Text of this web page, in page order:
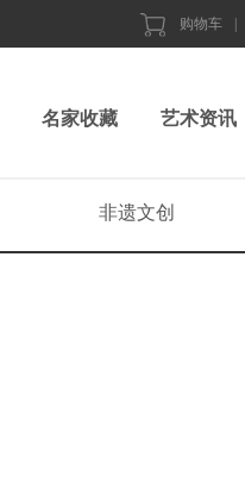
购物车
名家收藏 艺术资讯
非遗文创